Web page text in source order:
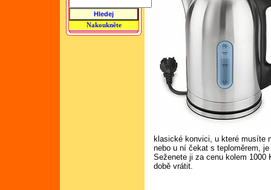
Nakoukněte
klasické konvici, u které musíte
nebo u ní čekat s teploměrem,
Seženete ji za cenu kolem
době vrátit.